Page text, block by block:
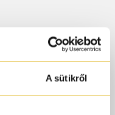
A sütikről